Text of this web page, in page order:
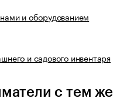
и оборудованием
и садового инвентаря
с тем же